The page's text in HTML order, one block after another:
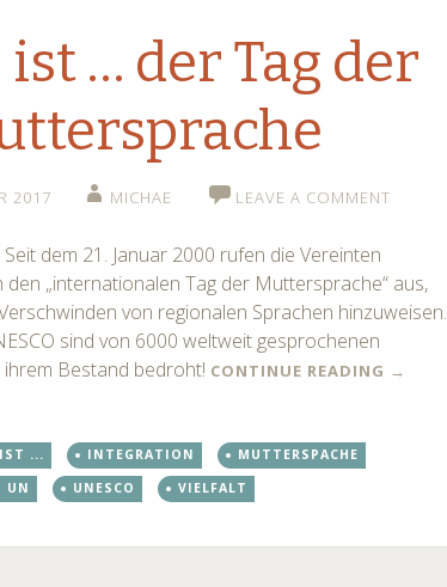
… der Tag der
2017 MICHAE LEAVE A COMMENT
dem 21. Januar 2000 rufen die Vereinten
„internationalen Tag der Muttersprache“ aus,
von regionalen Sprachen hinzuweisen.
sind von 6000 weltweit gesprochenen
Bestand bedroht! CONTINUE READING →
... INTEGRATION
MUTTERSPACHE
UN UNESCO VIELFALT